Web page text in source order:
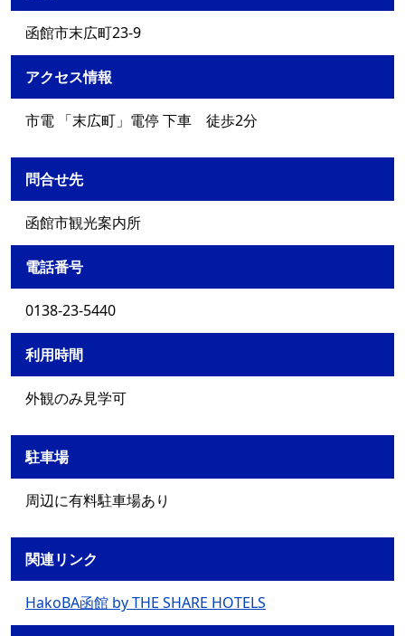
函館市末広町23-9
アクセス情報
市電 「末広町」電停 下車 徒歩2分
問合せ先
函館市観光案内所
電話番号
0138-23-5440
利用時間
外観のみ見学可
駐車場
周辺に有料駐車場あり
関連リンク
HakoBA函館 by THE SHARE HOTELS